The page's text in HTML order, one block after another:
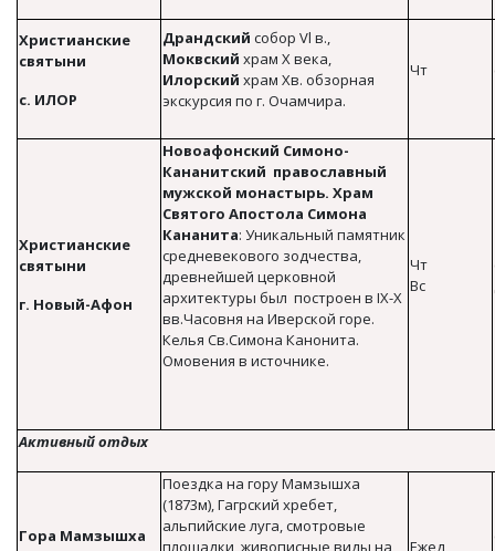
Христианские
святыни
с. ИЛОР
Драндский собор Vl в.,
Моквский храм Х века,
Илорский храм Xв. обзорная
экскурсия по г. Очамчира.
Чт
Христианские
святыни
г. Новый-Афон
Новоафонский Симоно-
Кананитский православный
мужской монастырь. Храм
Святого Апостола Симона
Кананита: Уникальный памятник
средневекового зодчества,
древнейшей церковной
архитектуры был построен в IX-X
вв.Часовня на Иверской горе.
Келья Св.Симона Канонита.
Омовения в источнике.
Чт
Вс
Активный отдых
Гора Мамзышха
Поездка на гору Мамзышха
(1873м), Гагрский хребет,
альпийские луга, смотровые
площадки, живописные виды на
Ежед